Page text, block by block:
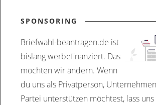
SPONSORING
Briefwahl-beantragen.de ist
bislang werbefinanziert. Das
möchten wir ändern. Wenn
du uns als Privatperson,
Partei unterstützen möchtest, lass uns